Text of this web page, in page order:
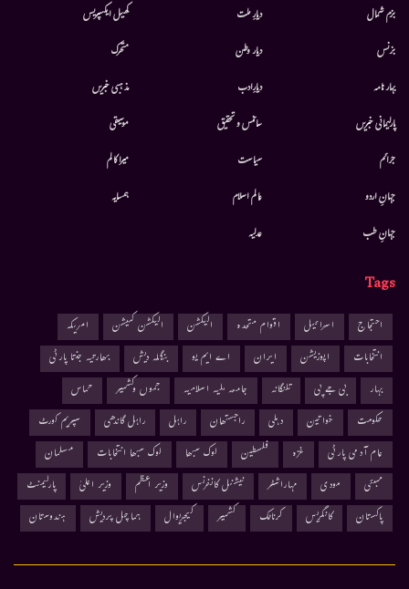
بزم شمال
بزنس
بہار نامہ
پارلیمانی خبریں
جرائم
جہانِ اردو
جہانِ طب
دیارِ ملت
دیار وطن
دیارِادب
سائنس و تحقیق
سیاست
عالم اسلام
عدلیہ
کھیل ایکسپریس
متحرك
مذہبی خبریں
موسيقى
میرا کالم
ہمسایہ
Tags
احتجاج اسرائیل اقوام متحدہ الیکشن الیکشن کمیشن
امریکہ
انتخابات
اپوزیشن ایران اے ایم یو بنگلہ دیش
بھارتیہ جنتا پارٹی
بہار
بی جے پی تلنگانہ جامعہ ملیہ اسلامیہ جموں وکشمیر
حماس
حکومت
خواتین دہلی راجستھان راہل راہل گاندھی
سپریم کورٹ
عام آدمی پارٹی
غزہ فلسطین لوک سبھا لوک سبھا انتخابات
مسلمان
ممبئی
مودی مہاراشٹر نیشنل کانفرنس وزیر اعظم وزیر اعلیٰ
پارلیمنٹ
پاکستان
کانگریس کرناٹک کشمیر کیجریوال ہماچل پردیش ہندوستان